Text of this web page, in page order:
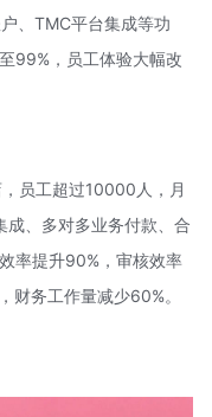
、TMC平台集成等功
99%，员工体验大幅改
员工超过10000人，月
、多对多业务付款、合
率提升90%，审核效率
务工作量减少60%。